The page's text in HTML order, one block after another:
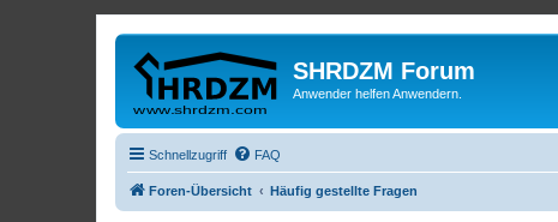
SHRDZM Forum
Anwender helfen Anwendern.
Schnellzugriff FAQ
Foren-Übersicht Häufig gestellte Fragen